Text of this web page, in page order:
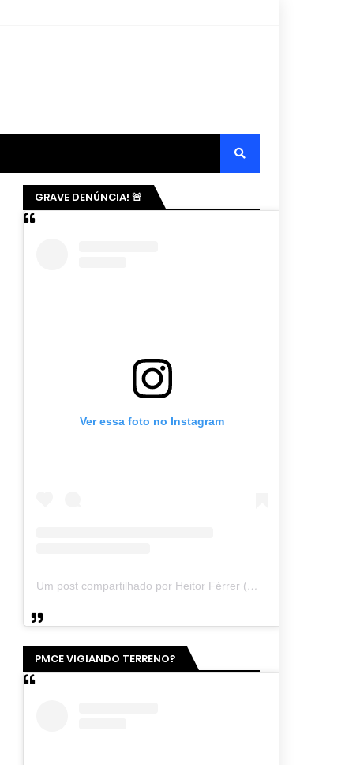
GRAVE DENÚNCIA! 🚨
Ver essa foto no Instagram
Um post compartilhado por Heitor Férrer (@heitor_ferrer77)
PMCE VIGIANDO TERRENO?